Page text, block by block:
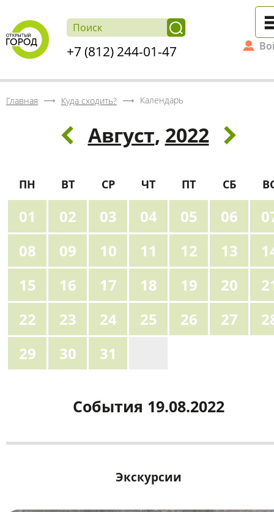
+7 (812) 244-01-47
Главная Куда сходить? Календарь
Август, 2022
ПН ВТ СР ЧТ ПТ СБ
01 02 03 04 05 06
08
09 10 11 12 13
15
16 17 18 19 20
22
23 24 25 26 27
29
30 31
События 19.08.2022
Экскурсии